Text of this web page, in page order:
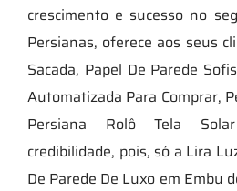
crescimento e sucesso no
Persianas, oferece aos seus
Sacada, Papel De Parede
Automatizada Para Comprar,
Persiana Rolô Tela
credibilidade, pois, só a Lira
De Parede De Luxo em Embu